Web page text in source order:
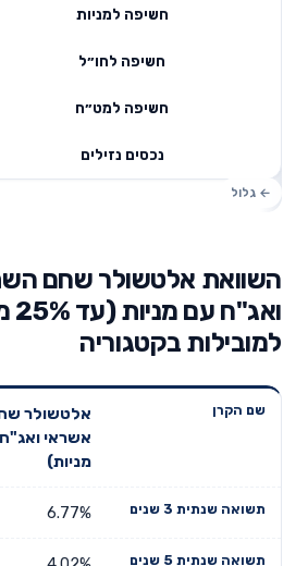
חשיפה למניות
חשיפה לחו״ל
חשיפה למט״ח
נכסים נזילים
השוואת אלטשולר שחם
למובילות בקטגוריה
שנתית 3
אלטשולר
מניות)
6.77%